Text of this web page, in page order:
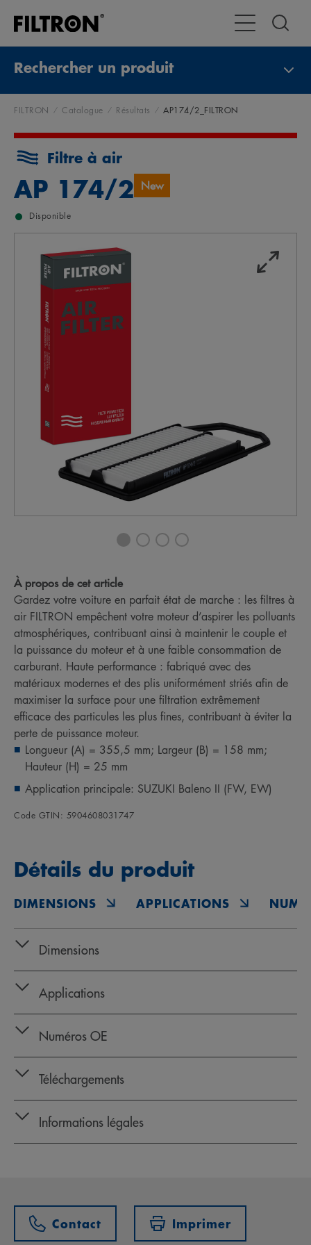
Toggle
Rechercher un produit
FILTRON Catalogue Résultats AP174/2_FILTRON
Filtre à air
AP 174/2 New
Disponible
À propos de cet article
Gardez votre voiture en parfait état de marche : les filtres à
air FILTRON empêchent votre moteur d’aspirer les polluants
atmosphériques, contribuant ainsi à maintenir le couple et
la puissance du moteur et à une faible consommation de
carburant. Haute performance : fabriqué avec des
matériaux modernes et des plis uniformément striés afin de
maximiser la surface pour une filtration extrêmement
efficace des particules les plus fines, contribuant à éviter la
perte de puissance moteur.
Longueur (A) = 355,5 mm; Largeur (B) = 158 mm;
Hauteur (H) = 25 mm
Application principale: SUZUKI Baleno II (FW, EW)
Code GTIN: 5904608031747
Détails du produit
DIMENSIONS APPLICATIONS
Dimensions
Applications
Numéros OE
Téléchargements
Informations légales
Contact Imprimer